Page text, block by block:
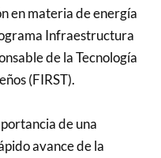
en materia de energía
Infraestructura
de la Tecnología
(FIRST).
de una
avance de la